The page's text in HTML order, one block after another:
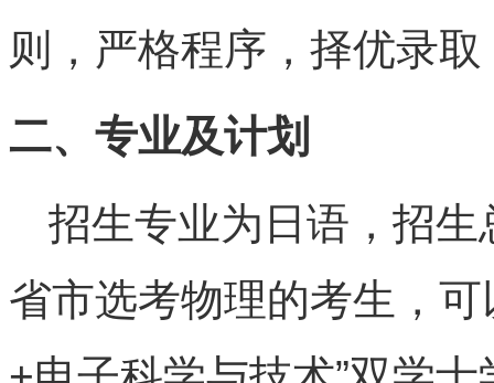
则，严格程序，择优录
二、专业及计划
招生专业为日语，招
省市选考物理的考生，